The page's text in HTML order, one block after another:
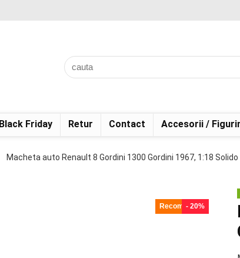
Black Friday Retur Contact Accesorii /
Macheta auto Renault 8 Gordini 1300 Gordini 1967, 1:18 Solido
Recomandat!
- 20%